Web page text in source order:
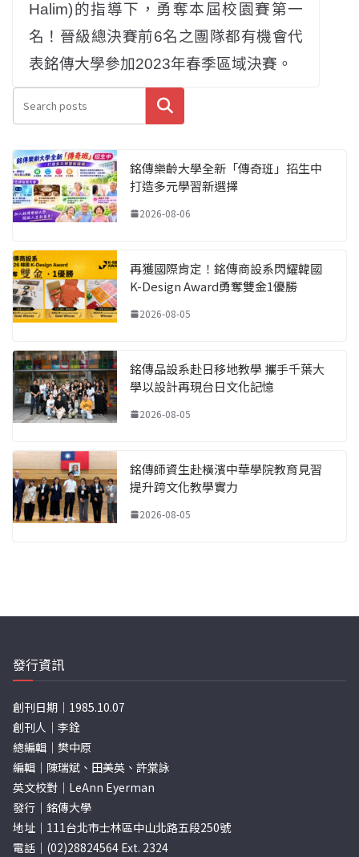
Halim)的指導下，勇奪本屆校園賽第一
名！晉級總決賽前6名之團隊都有機會代
表銘傳大學參加2023年春季區域決賽。
搜尋
銘傳樂齡大學全新「傳奇班」招生中
打造多元學習新選擇
2026-08-06
再獲國際肯定！銘傳商設系閃耀韓國
K-Design Award勇奪雙金1優勝
2026-08-05
銘傳品設系赴日移地教學 攜手千葉大
學以設計再現台日文化記憶
2026-08-05
銘傳師資生赴橫濱中華學院教育見習
提升跨文化教學實力
2026-08-05
發行資訊
創刊日期｜1985.10.07
創刊人｜李銓
總編輯｜樊中原
編輯｜陳瑞斌、田美英、許棠詠
英文校對｜LeAnn Eyerman
發行｜銘傳大學
地址｜111台北市士林區中山北路五段250號
電話｜(02)28824564 Ext. 2324